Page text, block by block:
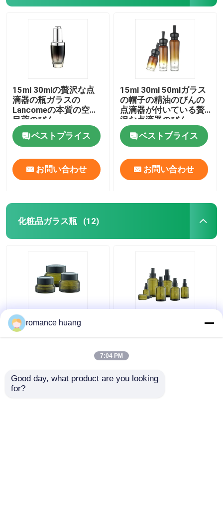
15ml 30mlの贅沢な点
滴器の瓶ガラスの
Lancomeの本質の空の
目薬のびん
ベストプライス
お問い合わせ
15ml 30ml 50mlガラス
の帽子の精油のびんの
点滴器が付いている贅
沢な点滴器のびん
ベストプライス
お問い合わせ
化粧品ガラス瓶 (12)
クリーム色の化粧品の
ガラス ビン15ml 30ml
のためのクリーム色の
ンプびん
romance huang
7:04 PM
Good day, what product are you looking
for?